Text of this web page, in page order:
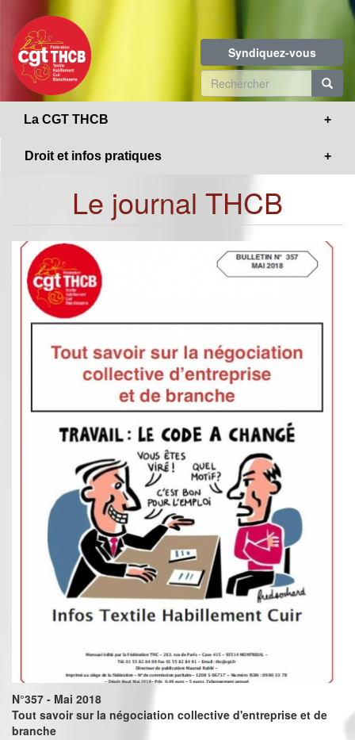
contenu
principal
Syndiquez-vous
Formulaire
de
La CGT THCB
Droit et infos pratiques
Le journal THCB
N°357 - Mai 2018
Tout savoir sur la négociation collective d'entreprise et de
branche